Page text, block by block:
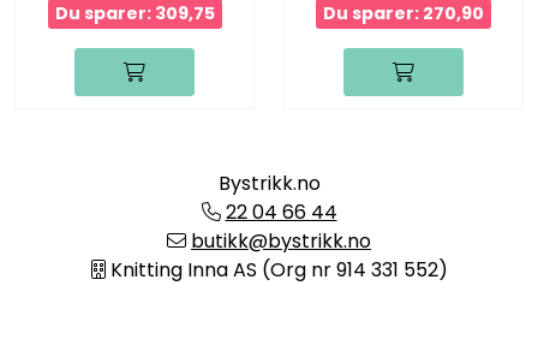
Du sparer: 309,75 Du sparer: 270,90
Bystrikk.no
22 04 66 44
butikk@bystrikk.no
Knitting Inna AS (Org nr 914 331 552)